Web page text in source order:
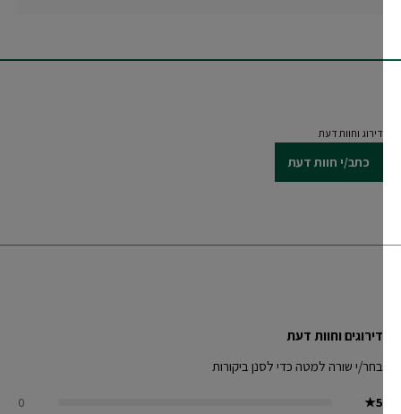
דירוג וחוות דעת
כתב/י חוות דעת
דירוגים וחוות דעת
בחר/י שורה למטה כדי לסנן ביקורות